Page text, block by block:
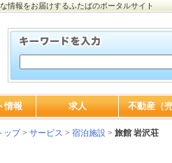
情報をお届けするふたばのポータルサイト
情報 求人 不動産（
ップ> サービス > 宿泊施設 > 旅館 岩沢荘